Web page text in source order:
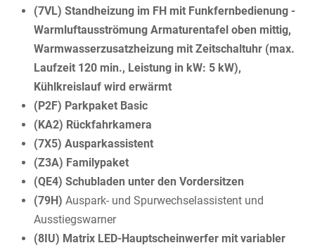
(7VL) Standheizung im FH mit Funkfernbedienung -
Warmluftausströmung Armaturentafel oben mittig,
Warmwasserzusatzheizung mit Zeitschaltuhr (max.
Laufzeit 120 min., Leistung in kW: 5 kW),
Kühlkreislauf wird erwärmt
(P2F) Parkpaket Basic
(KA2) Rückfahrkamera
(7X5) Ausparkassistent
(Z3A) Familypaket
(QE4) Schubladen unter den Vordersitzen
(79H) Auspark- und Spurwechselassistent und
Ausstiegswarner
(8IU) Matrix LED-Hauptscheinwerfer mit variabler